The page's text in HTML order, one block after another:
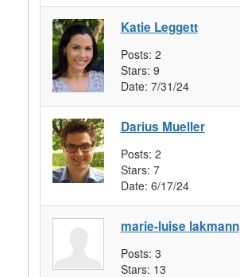
Katie Leggett
Posts: 2
Stars: 9
Date: 7/31/24
Darius Mueller
Posts: 2
Stars: 7
Date: 6/17/24
marie-luise lakmann
Posts: 3
Stars: 13